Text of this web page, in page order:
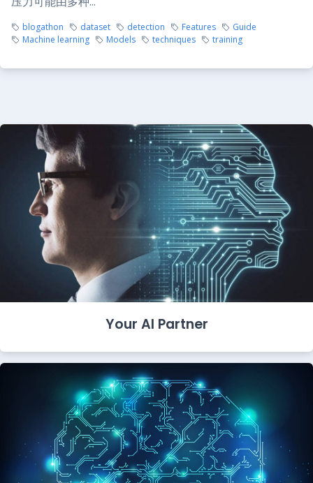
blogathon dataset detection Features
Guide
Machine learning
Models techniques training
Your AI Partner